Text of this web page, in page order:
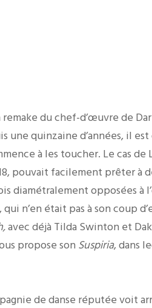
du chef-d’œuvre de
quinzaine d’années, il
à les toucher. Le cas de
pouvait facilement prêter à
diamétralement opposées à
n’en était pas à son coup
avec déjà Tilda Swinton et
propose son Suspiria, dans
de danse réputée voit